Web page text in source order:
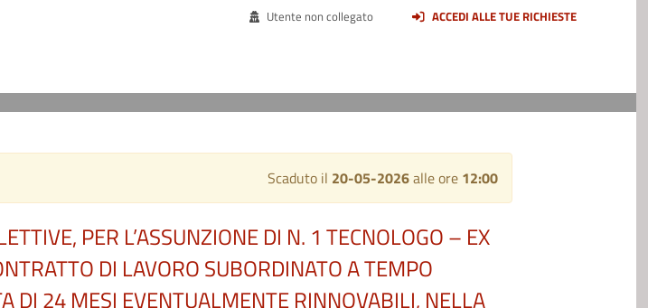
Utente non collegato ACCEDI ALLE TUE RICHIESTE
Scaduto il 20-05-2026alle ore 12:00
PER L’ASSUNZIONE DI N. 1 TECNOLOGO – EX
DI LAVORO SUBORDINATO A TEMPO
DI 24 MESI EVENTUALMENTE RINNOVABILI, NELLA